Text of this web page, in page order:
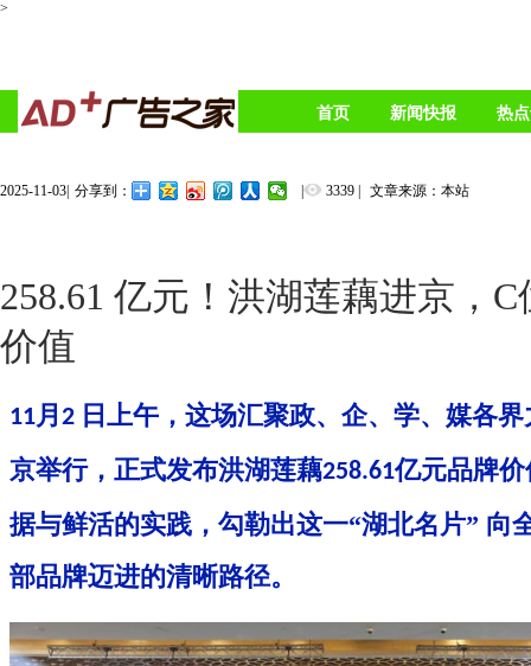
>
首页 新闻快报 热
2025-11-03| 分享到： | 3339 | 文章来源：本站
258.61 亿元！洪湖莲藕进京，
价值
11月 2 日上午，这场汇聚政、企、学、媒各
京举行，正式发布洪湖莲藕258.61亿元品牌
据与鲜活的实践，勾勒出这一“湖北名片” 向
部品牌迈进的清晰路径。